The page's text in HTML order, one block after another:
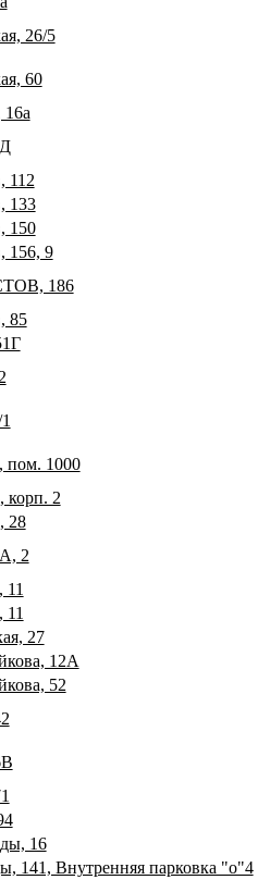
26/5
60
16а
112
133
150
156, 9
186
85
пом. 1000
корп. 2
28
2
11
11
27
12А
52
16
141, Внутренняя парковка "о"4